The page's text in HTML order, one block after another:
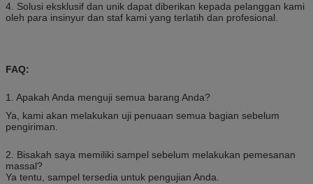
4. Solusi eksklusif dan unik dapat diberikan kepada pelanggan kami
oleh para insinyur dan staf kami yang terlatih dan profesional.
FAQ:
1. Apakah Anda menguji semua barang Anda?
Ya, kami akan melakukan uji penuaan semua bagian sebelum
pengiriman.
2. Bisakah saya memiliki sampel sebelum melakukan pemesanan
massal?
Ya tentu, sampel tersedia untuk pengujian Anda.